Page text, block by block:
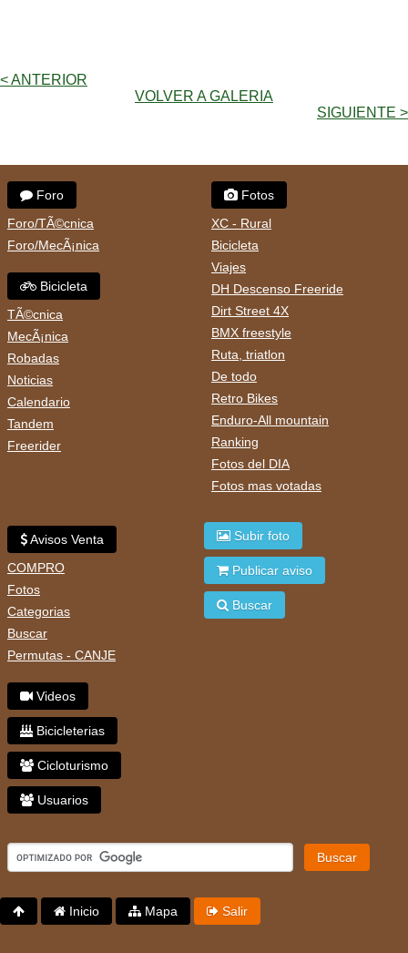
< ANTERIOR
VOLVER A GALERIA
SIGUIENTE >
Foro
Foro/TÃ©cnica
Foro/MecÃ¡nica
Bicicleta
TÃ©cnica
MecÃ¡nica
Robadas
Noticias
Calendario
Tandem
Freerider
Fotos
XC - Rural
Bicicleta
Viajes
DH Descenso Freeride
Dirt Street 4X
BMX freestyle
Ruta, triatlon
De todo
Retro Bikes
Enduro-All mountain
Ranking
Fotos del DIA
Fotos mas votadas
Avisos Venta
COMPRO
Fotos
Categorias
Buscar
Permutas - CANJE
Videos
Bicicleterias
Cicloturismo
Usuarios
Subir foto
Publicar aviso
Buscar
Buscar
Inicio Mapa Salir